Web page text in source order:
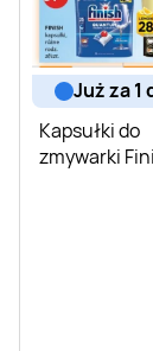
już za 1
Kapsułki do
zmywarki